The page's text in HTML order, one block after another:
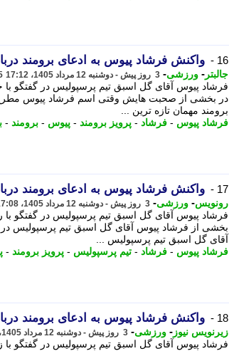
16 - واکنش فرشاد پیوس به ادعای برومند
جالبتر - ورزشی- 3 روز پیش - دوشنبه 12 مرداد 1405، 17:12
فرشاد پیوس آقای گل اسبق تیم پرسپولیس در گفتگو با
در بخشی از صحبت هایش وقتی اسم فرشاد پیوس مطرح
برومند مهمان تازه ترین ...
فرشاد پیوس - فرشاد - پرویز برومند - پیوس - برومند -
17 - واکنش فرشاد پیوس به ادعای برومند
رونویس- ورزشی- 3 روز پیش - دوشنبه 12 مرداد 1405، 17:08
فرشاد پیوس آقای گل اسبق تیم پرسپولیس در گفتگو با
بخشی از فرشاد پیوس آقای گل اسبق تیم پرسپولیس
آقای گل اسبق تیم پرسپولیس ...
فرشاد پیوس - فرشاد - تیم پرسپولیس - پرویز برومند -
18 - واکنش فرشاد پیوس به ادعای برومند
زیرنویس نیوز - ورزشی- 3 روز پیش - دوشنبه 12 مرداد 1405، 17:08
فرشاد پیوس آقای گل اسبق تیم پرسپولیس در گفتگو با